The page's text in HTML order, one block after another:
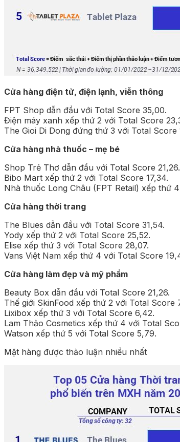
Cửa hàng điện tử, điện lạnh, viễn thông
FPT Shop dẫn đầu với Total Score 35,00.
Điện máy xanh xếp thứ 2 với Total Score
The Gioi Di Dong đứng thứ 3 với Total Score
Cửa hàng nhà thuốc – mẹ bé
Shop Trẻ Thơ dẫn đầu với Total Score 21,26.
Bibo Mart xếp thứ 2 với Total Score 17,34.
Nhà thuốc Long Châu (FPT Retail) xếp thứ
Cửa hàng thời trang
The Blues dẫn đầu với Total Score 31,54.
Yody xếp thứ 2 với Total Score 25,52.
Elise xếp thứ 3 với Total Score 28,07.
Vans Việt Nam xếp thứ 4 với Total Score
Cửa hàng làm đẹp và mỹ phẩm
Beauty Box dẫn đầu với Total Score 21,26.
Thế giới SkinFood xếp thứ 2 với Total Score
Lixibox xếp thứ 3 với Total Score 6,42.
Lam Thảo Cosmetics xếp thứ 4 với Total
Watson xếp thứ 5 với Total Score 5,79.
Mặt hàng được thảo luận nhiều nhất